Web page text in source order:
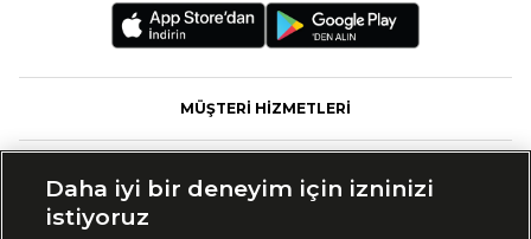
MÜŞTERİ HİZMETLERİ
Daha iyi bir deneyim için izninizi
istiyoruz